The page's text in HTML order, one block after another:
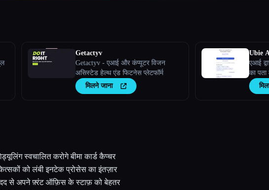
Getactyv
Getactyv - एआई और कंप्यूटर विजन
असिस्टेड हेल्थ एंड फिटनेस प्लेटफॉर्म
मिलने जाना
Ubie
एआई
का पता
स्वचालित करोगे बीमा कार्ड कैप्चर
को लंबी इनटेक प्रोसेस का इंतज़ार
से अपने फ़्रंट ऑफ़िस के स्टाफ़ को बेहतर